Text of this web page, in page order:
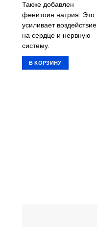
Также добавлен
фенитоин натрия. Это
усиливает воздействие
на сердце и нервную
систему.
В КОРЗИНУ